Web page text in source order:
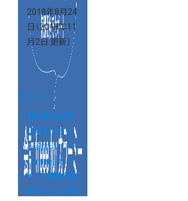
2018年8月24
日 （2018年11
月2日 更新）
プレス
【新規申込停
止中】クラウ
ド会計ソフト
「freee」オー
ナー様限定価
格プランの提